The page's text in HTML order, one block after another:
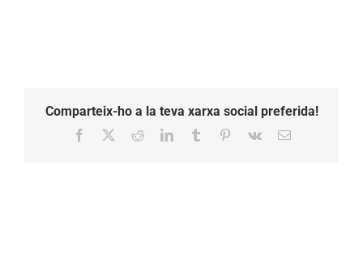
Comparteix-ho a la teva xarxa social preferida!
Facebook RedditLinkedInTumblr Pinterest
Vk Email: